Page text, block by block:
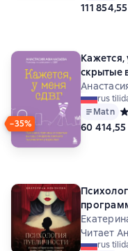
111
−35%
скрытые
rus
Matn
60
бренда
Читает
rus